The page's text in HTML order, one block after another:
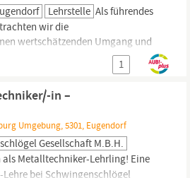
Lehrstelle Als führendes
wir die
wertschätzenden Umgang und
und Weiterbildungen als essenzielle
gemeinsamen Erfolg. Mit einem
über 20 Filialen sind wir stets auf
Charakteren, die unser...
1
in –
Umgebung, 5301, Eugendorf
Gesellschaft M.b.H.
als Metalltechniker-Lehrling! Eine
bei Schwingenschlögel